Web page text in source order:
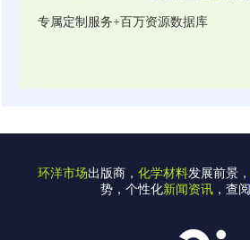
专属定制服务+百万资源数据库
环洋市场出版商， 化学材料发展前景，
势，个性化新闻资讯 ，查阅